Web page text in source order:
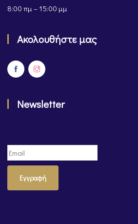
8:00 πμ – 15:00 μμ
Ακολουθήστε μας
Newsletter
Εγγραφή